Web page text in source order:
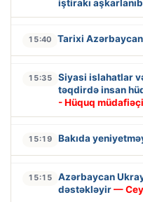
iştirakı aşkarlanıb
15:40 Tarixi
15:35
Siyasi islahatlar
təqdirdə insan
- Hüquq
15:19 Bakıda
15:15
Azərbaycan
dəstəkləyir—